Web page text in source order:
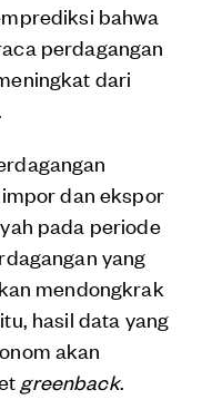
bahwa
perdagangan
dari
dan ekspor
pada periode
yang
mendongkrak
hasil data yang
akan
greenback.